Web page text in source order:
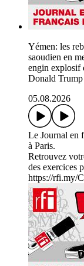
Yémen: les
saoudien en
engin explosif
Donald Trump
05.08.2026
Le Journal en
à Paris.
Retrouvez
des exercices
https://rfi.my/